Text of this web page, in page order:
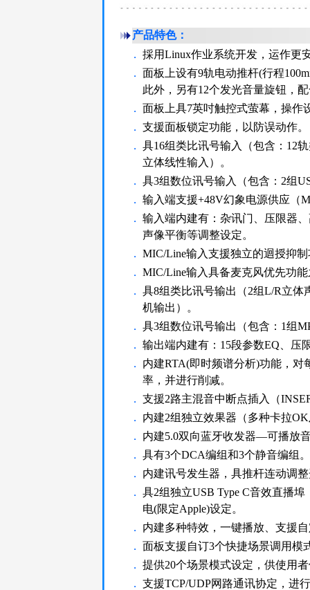
产品特色：
． 採用Linux作业系统开发，运作更
． 面板上设有9轨电动推杆(行程
此外，另有12个发光音量旋钮，
． 面板上具7英吋触控式萤幕，操作
． 支援面板锁定功能，以防误动作。
． 具16组类比讯号输入（包含：12
立体线性输入）。
． 具3组数位讯号输入（包含：2组
． 输入端支援+48V幻象电源供应（
． 输入端内建有：杂讯门、压限器
声像平衡等调整设定。
． MIC/Line输入支援独立的迴授抑
． MIC/Line输入具备麦克风优先功
． 具8组类比讯号输出（2组L/R立
机输出）。
． 具3组数位讯号输出（包含：1组
． 输出端内建有：15段参数EQ、压
．
内建RTA(即时频谱分析)功能，
率，并进行削减。
． 支援2路主混音中断点插入（
．
内建2组独立效果器（多种卡拉
．
内建5.0双向蓝牙收发器—可播放
． 具有3个DCA编组和3个静音编组。
．
内建讯号发生器，具推杆连动调
． 具2组独立USB Type C音效直播
电(限定Apple)设定。
．
内建多种特效，一键播放、支援
． 面板支援自订3个快捷场景调用模
． 提供20个场景模式设定，供使用
． 支援TCP/UDP网路通讯协定，进